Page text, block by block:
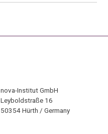
nova-Institut GmbH
Leyboldstraße 16
50354 Hürth / Germany